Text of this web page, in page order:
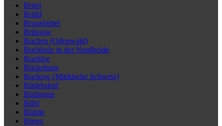
Brüel
Brühl
Brunsbüttel
Brüssow
Buchen (Odenwald)
Buchholz in der Nordheide
Buchloe
Bückeburg
Buckow (Märkische Schweiz)
Büdelsdorf
Büdingen
Bühl
Bünde
Büren